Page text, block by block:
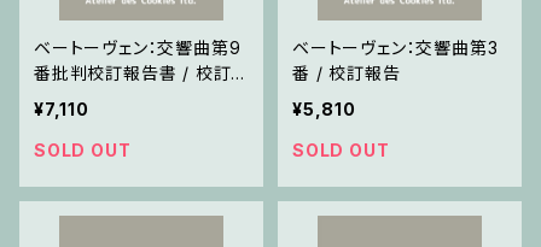
ベートーヴェン：交響曲第9
番批判校訂報告書 / 校訂
報告
¥7,110
SOLD OUT
ベートーヴェン：交響曲第3
番 / 校訂報告
¥5,810
SOLD OUT